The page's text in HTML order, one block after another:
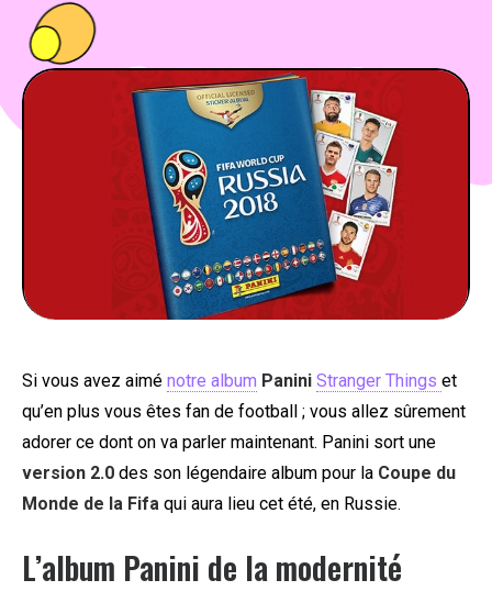
FOOD
BONS PLANS
SOUTENEZ KULTT
Si vous avez aimé notre album Panini Stranger Things et
qu’en plus vous êtes fan de football ; vous allez sûrement
adorer ce dont on va parler maintenant. Panini sort une
version 2.0 des son légendaire album pour la Coupe du
Monde de la Fifa qui aura lieu cet été, en Russie.
L’album Panini de la modernité